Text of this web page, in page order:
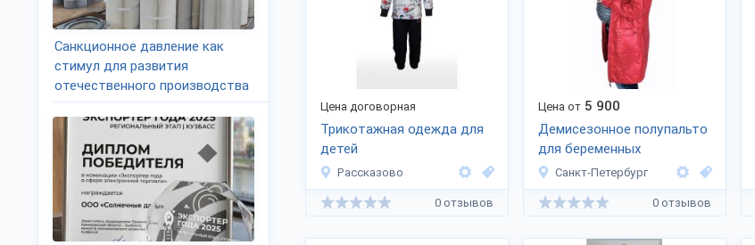
Цена договорная
Трикотажная одежда для
детей
Рассказово
0 отзывов
Цена от 5 900
Демисезонное полупальто
для беременных
Санкт-Петербург
0 отзывов
Санкционное давление как
стимул для развития
отечественного производства